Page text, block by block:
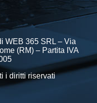
WEB 365 SRL – Via
(RM) – Partita IVA
i diritti riservati